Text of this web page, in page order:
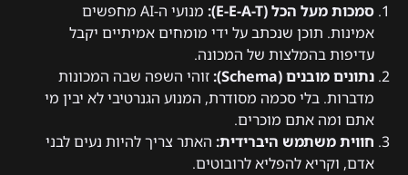
סמכות מעל הכל (E-E-A-T):
מנועי ה-AI מחפשים
אמינות. תוכן שנכתב על ידי מומחים אמיתיים יקבל
עדיפות בהמלצות של המכונה.
נתונים מובנים (Schema):
זוהי השפה שבה המכונות
מדברות. בלי סכמה מסודרת, המנוע הגנרטיבי לא יבין מי
אתם ומה אתם מוכרים.
חווית משתמש היברידית: האתר צריך להיות נעים לבני
אדם, וקריא להפליא לרובוטים.